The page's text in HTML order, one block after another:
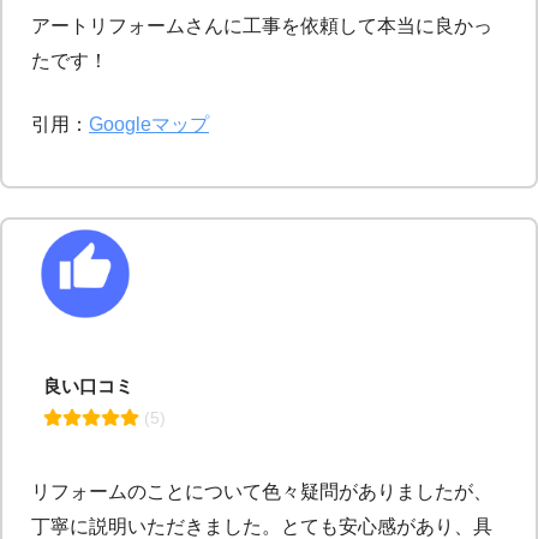
アートリフォームさんに工事を依頼して本当に良かっ
たです！
引用： Googleマップ
良い口コミ
(5)
リフォームのことについて色々疑問がありましたが、
丁寧に説明いただきました。とても安心感があり、具